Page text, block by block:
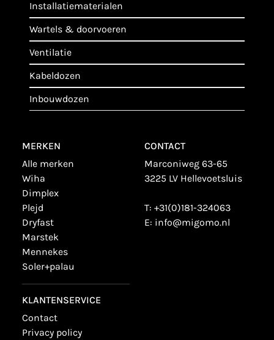
installatiematerialen
wartels & doorvoeren
ventilatie
kabeldozen
inbouwdozen
MERKEN
alle merken
wiha
dimplex
plejd
dryfast
marstek
mennekes
soler+palau
KLANTENSERVICE
contact
privacy policy
CONTACT
Marconiweg 63-65
3225 LV Hellevoetsluis
T: +31(0)181-324063
E: info@migomo.nl